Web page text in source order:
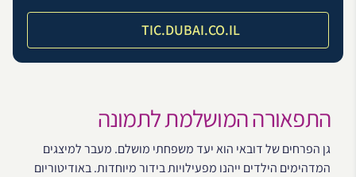
TIC.DUBAI.CO.IL
התפאורה המושלמת לתמונה
גן הפרחים של דובאי הוא יעד משפחתי מושלם. מעבר למיצגים
המדהימים הילדים ייהנו מפעילויות בידור מיוחדות. באודיטוריום